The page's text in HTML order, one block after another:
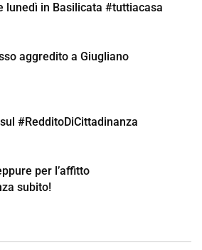
lunedì in Basilicata #tuttiacasa
aggredito a Giugliano
#RedditoDiCittadinanza
per l’affitto
subito!